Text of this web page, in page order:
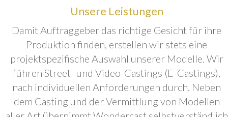
Unsere Leistungen
Damit Auftraggeber das richtige Gesicht für ihre
Produktion finden, erstellen wir stets eine
projektspezifische Auswahl unserer Modelle. Wir
führen Street- und Video-Castings (E-Castings),
nach individuellen Anforderungen durch. Neben
dem Casting und der Vermittlung von Modellen